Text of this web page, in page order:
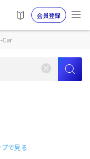
会員登録
Car
で見る